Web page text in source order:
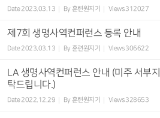
Date 2023.03.13 By 훈련원지기 Views 312027
제7회 생명사역컨퍼런스 등록 안내
Date 2023.03.13 By 훈련원지기 Views 306622
LA 생명사역컨퍼런스 안내 (미주 서부
탁드립니다.)
Date 2022.12.29 By 훈련원지기 Views 328653